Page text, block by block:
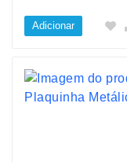
Adicionar